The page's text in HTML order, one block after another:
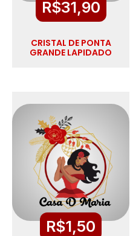
R$31,90
CRISTAL DE PONTA
GRANDE LAPIDADO
R$1,50